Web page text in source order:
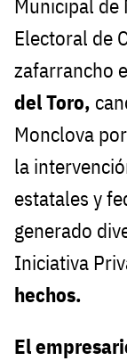
Municipal
Electoral de
zafarrancho
del Toro,
Monclova
la
estatales y
generado
Iniciativa
hechos.
El